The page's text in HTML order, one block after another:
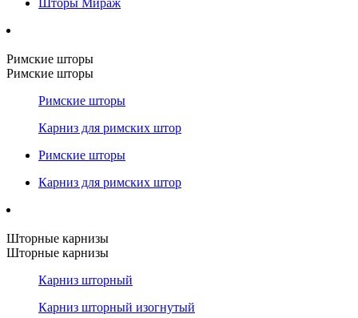
Шторы Мираж
Римские шторы
Римские шторы
Римские шторы
Карниз для римских штор
Римские шторы
Карниз для римских штор
Шторные карнизы
Шторные карнизы
Карниз шторный
Карниз шторный изогнутый